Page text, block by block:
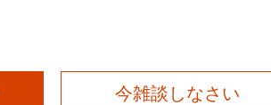
今雑談しなさい